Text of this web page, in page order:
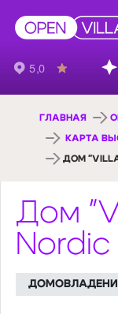
ГЛАВНАЯ
КАРТА
ДОМ "VILLA
Дом